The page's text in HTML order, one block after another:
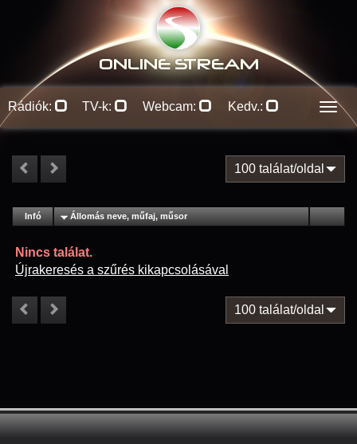
ONLINE STREAM
Rádiók: TV-k: Webcam: Kedv.:
100 találat/oldal
Infó Lejátszás
Állomás neve, műfaj, műsor
Nincs találat.
Újrakeresés a szűrés kikapcsolásával
100 találat/oldal